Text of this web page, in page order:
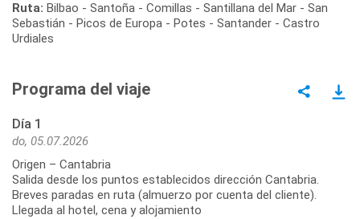
Ruta: Bilbao - Santoña - Comillas - Santillana del Mar - San
Sebastián - Picos de Europa - Potes - Santander - Castro
Urdiales
Programa del viaje
Día 1
do, 05.07.2026
Origen – Cantabria
Salida desde los puntos establecidos dirección Cantabria.
Breves paradas en ruta (almuerzo por cuenta del cliente).
Llegada al hotel, cena y alojamiento